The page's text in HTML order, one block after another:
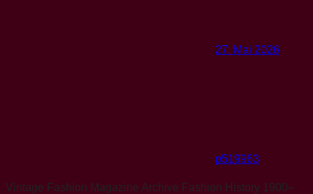
27. Mai 2026
p519963
Vintage Fashion Magazine Archive Fashion History 1900–